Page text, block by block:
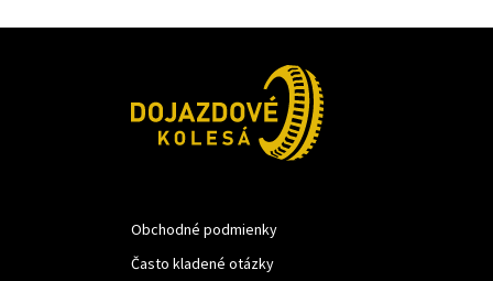
Obchodné podmienky
Často kladené otázky